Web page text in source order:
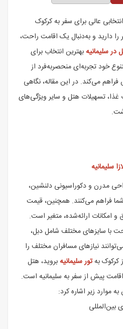
انتخابی عالی برای سفر به کرکوک
دارید و به‌دنبال یک اقامت راحت،
در سلیمانیهبهترین انتخاب برای
خود تجربه‌ای منحصر‌به‌فرد از
فراهم می‌کند. در این مقاله، نگاهی
غذا، تسهیلات هتل و سایر ویژگی‌های
سلیمانیه
مدرن و دکوراسیونی دلنشین،
فراهم می‌کنند. همچنین، قیمت
امکانات ارائه‌شده، متغیر است.
با سایزهای مختلف شامل دبل،
نیازهای مسافران مختلف را
کرکوک بهتور سلیمانیهبروید، هتل
پیش از سفر به سلیمانیه است.
موارد زیر اشاره کرد:
بین‌المللی